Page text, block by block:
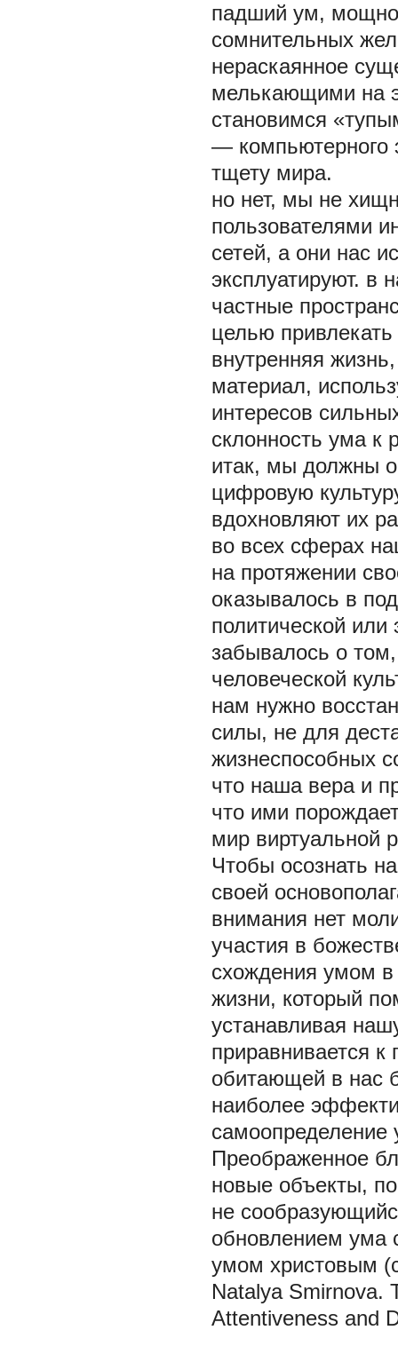
падший ум,
сомнительных
нераскаянное
мелькающими на
становимся
— компьютерного
тщету мира.
но нет, мы не
пользователями
сетей, а они нас
эксплуатируют. в
частные
целью
внутренняя
материал,
интересов
склонность ума к
итак, мы должны
цифровую
вдохновляют их
во всех сферах
на протяжении
оказывалось в
политической
забывалось о
человеческой
нам нужно
силы, не для
жизнеспособных
что наша вера и
что ими
мир виртуальной
Чтобы осознать
своей
внимания нет
участия в
схождения умом в
жизни, который
устанавливая
приравнивается
обитающей в нас
наиболее
самоопределение
Преображенное
новые объекты,
не
обновлением ума
умом христовым
Natalya Smirnova.
Attentiveness and